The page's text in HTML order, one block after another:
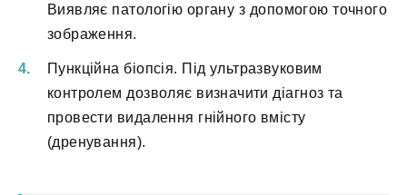
Виявляє патологію органу з допомогою точного
зображення.
Пункційна біопсія. Під ультразвуковим
контролем дозволяє визначити діагноз та
провести видалення гнійного вмісту
(дренування).